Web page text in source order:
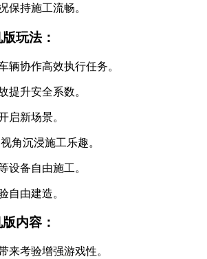
保持施工流畅。
玩法：
辆协作高效执行任务。
提升安全系数。
启新场景。
角沉浸施工乐趣。
设备自由施工。
自由建造。
内容：
来考验增强游戏性。